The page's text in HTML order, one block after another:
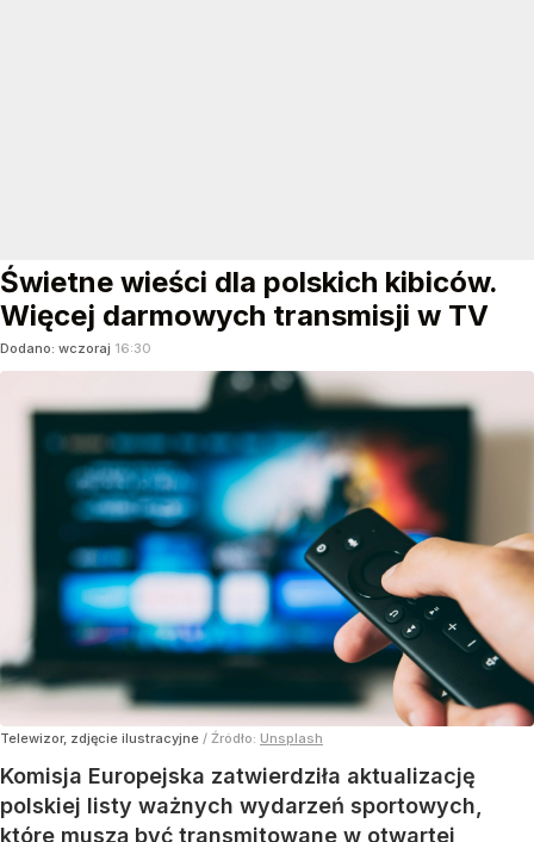
Świetne wieści dla polskich kibiców.
Więcej darmowych transmisji w TV
Dodano: wczoraj 16:30
Telewizor, zdjęcie ilustracyjne / Źródło: Unsplash
Komisja Europejska zatwierdziła aktualizację
polskiej listy ważnych wydarzeń sportowych,
które muszą być transmitowane w otwartej